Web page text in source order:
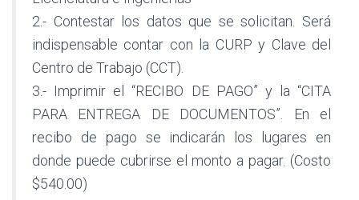
2.- Contestar los datos que se solicitan. Será
indispensable contar con la CURP y Clave del
Centro de Trabajo (CCT).
3.- Imprimir el “RECIBO DE PAGO” y la “CITA
PARA ENTREGA DE DOCUMENTOS”. En el
recibo de pago se indicarán los lugares en
donde puede cubrirse el monto a pagar. (Costo
$540.00)